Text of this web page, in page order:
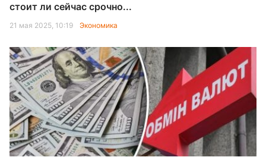
стоит ли сейчас срочно...
21 мая 2025, 10:19 Экономика